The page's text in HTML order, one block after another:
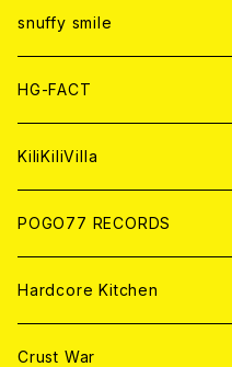
ANALOG
ANALOG
CD
ANALOG
CD
ANALOG
WORLD
CD
ANALOG
snuffy smile
HG-FACT
KiliKiliVilla
POGO77 RECORDS
Hardcore Kitchen
Crust War